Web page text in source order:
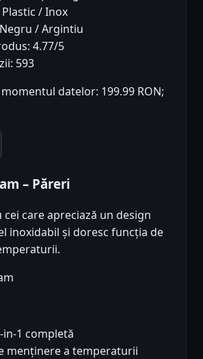
/ Inox
/ Argintiu
4.77/5
593
datelor: 199.99 RON;
– Păreri
care apreciază un design
inoxidabil și doresc funcția de
in-1 completă
menținere a temperaturii